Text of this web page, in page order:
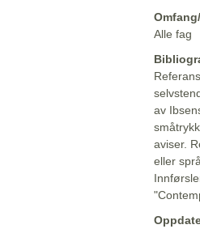
Alle fag
av
aviser.
eller